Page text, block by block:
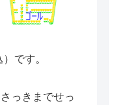
です。
っきまでせっ